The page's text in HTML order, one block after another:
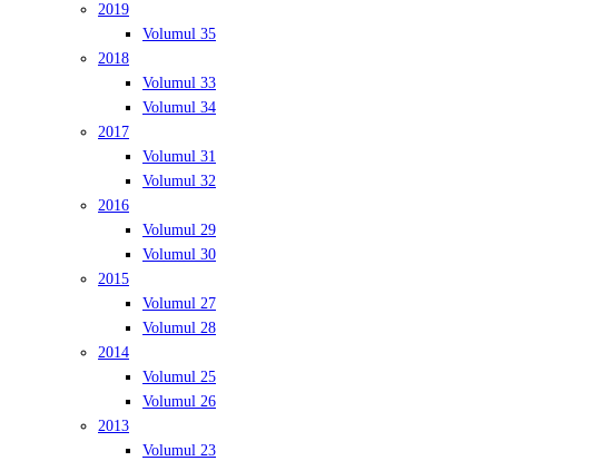
2019
Volumul 35
2018
Volumul 33
Volumul 34
2017
Volumul 31
Volumul 32
2016
Volumul 29
Volumul 30
2015
Volumul 27
Volumul 28
2014
Volumul 25
Volumul 26
2013
Volumul 23